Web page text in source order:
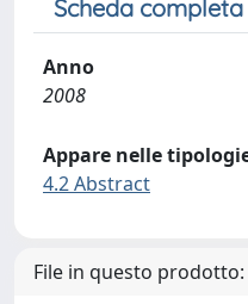
Scheda completa
Anno
2008
Appare nelle
4.2 Abstract
File in questo prodotto: